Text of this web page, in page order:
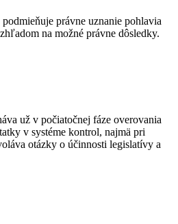
právne uznanie pohlavia
na možné právne dôsledky.
už v počiatočnej fáze overovania
v systéme kontrol, najmä pri
otázky o účinnosti legislatívy a